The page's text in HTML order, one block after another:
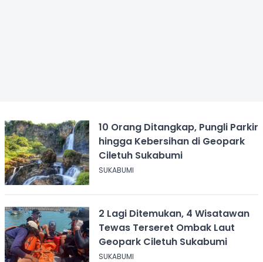
10 Orang Ditangkap, Pungli Parkir
hingga Kebersihan di Geopark
Ciletuh Sukabumi
SUKABUMI
2 Lagi Ditemukan, 4 Wisatawan
Tewas Terseret Ombak Laut
Geopark Ciletuh Sukabumi
SUKABUMI